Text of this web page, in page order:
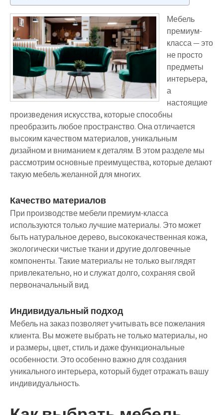
Мебель
премиум-
класса — это
не просто
предметы
интерьера,
а
настоящие
произведения искусства, которые способны
преобразить любое пространство. Она отличается
высоким качеством материалов, уникальным
дизайном и вниманием к деталям. В этом разделе мы
рассмотрим основные преимущества, которые делают
такую мебель желанной для многих.
Качество материалов
При производстве мебели премиум-класса
используются только лучшие материалы. Это может
быть натуральное дерево, высококачественная кожа,
экологически чистые ткани и другие долговечные
компоненты. Такие материалы не только выглядят
привлекательно, но и служат долго, сохраняя свой
первоначальный вид.
Индивидуальный подход
Мебель на заказ позволяет учитывать все пожелания
клиента. Вы можете выбрать не только материалы, но
и размеры, цвет, стиль и даже функциональные
особенности. Это особенно важно для создания
уникального интерьера, который будет отражать вашу
индивидуальность.